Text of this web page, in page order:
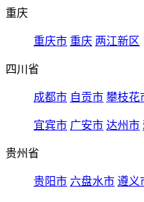
重庆
重庆市 重庆 两江新区
四川省
成都市 自贡市 攀枝花
宜宾市 广安市 达州市
贵州省
贵阳市 六盘水市 遵义